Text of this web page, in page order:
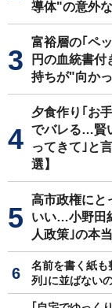
導体"の意外
富裕層の｢ペ
円の血統書付
持ちが"向か
夕食作り｢お
でバレる…賢
ってきて｣と
選】
高市政権にと
いい…小野田
人政策｣の本
名前を書く紙
列｣に並ばない